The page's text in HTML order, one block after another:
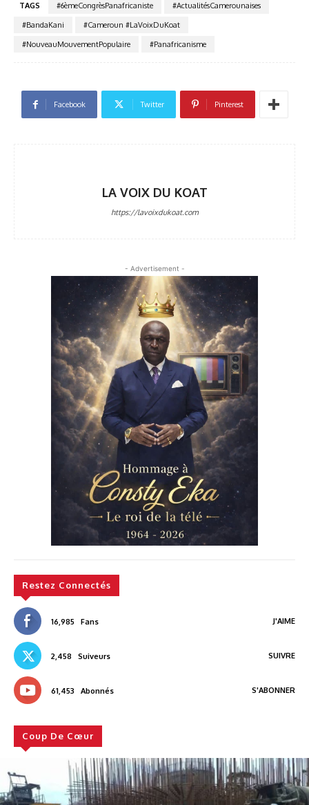
TAGS #6èmeCongrèsPanafricaniste
#ActualitésCamerounaises
#BandaKani
#Cameroun #LaVoixDuKoat
#NouveauMouvementPopulaire
#Panafricanisme
Facebook Twitter Pinterest
LA VOIX DU KOAT
https://lavoixdukoat.com
- Advertisement -
Restez Connectés
16,985 Fans J'AIME
2,458 Suiveurs SUIVRE
61,453 Abonnés S'ABONNER
Coup De Cœur